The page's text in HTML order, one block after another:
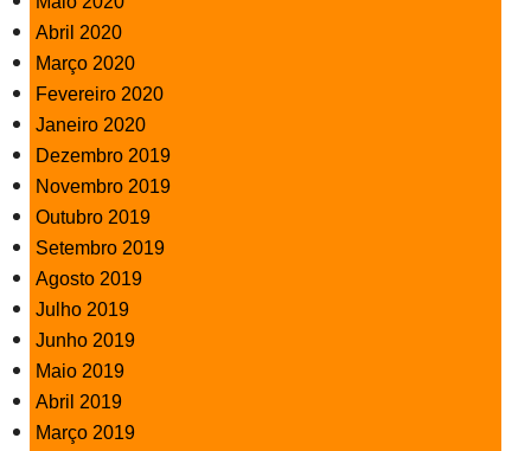
Abril 2020
Março 2020
Fevereiro 2020
Janeiro 2020
Dezembro 2019
Novembro 2019
Outubro 2019
Setembro 2019
Agosto 2019
Julho 2019
Junho 2019
Maio 2019
Abril 2019
Março 2019